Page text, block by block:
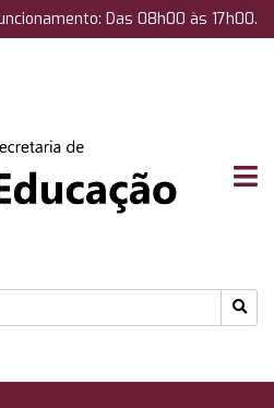
Das 08h00 às 17h00.